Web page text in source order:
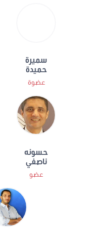
سميرة
حميدة
عضوة
حسونه
ناصفي
عضو